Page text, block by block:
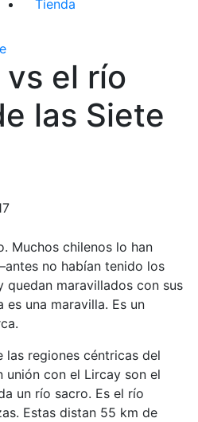
Tienda
el río
las Siete
Muchos chilenos lo han
no habían tenido los
maravillados con sus
es una maravilla. Es un
las regiones céntricas del
unión con el Lircay son el
un río sacro. Es el río
Estas distan 55 km de